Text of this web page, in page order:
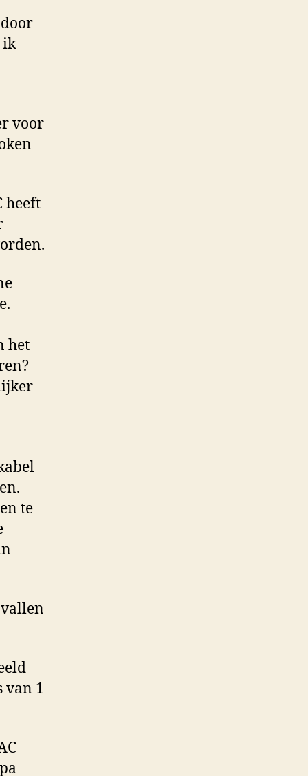
ik
voor
heeft
het
te
vallen
van 1